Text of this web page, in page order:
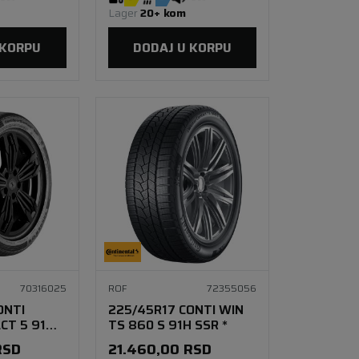
Lager 20+ kom
DODAJ U KORPU
70316025
5 91W
ROF 72355056
225/45R17 CONTI WIN
TS 860 S 91H SSR *
21.460,00 RSD